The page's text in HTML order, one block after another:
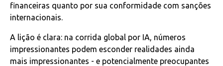
financeiras quanto por sua conformidade com sanções
internacionais.
A lição é clara: na corrida global por IA, números
impressionantes podem esconder realidades ainda
mais impressionantes - e potencialmente preocupantes